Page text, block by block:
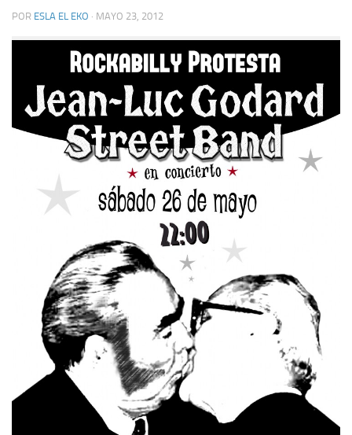
POR ESLA EL EKO · MAYO 23, 2012